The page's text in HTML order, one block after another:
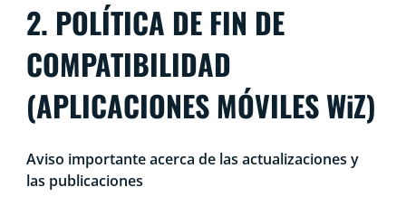
2. POLÍTICA DE FIN DE
COMPATIBILIDAD
(APLICACIONES MÓVILES WiZ)
Aviso importante acerca de las actualizaciones y
las publicaciones